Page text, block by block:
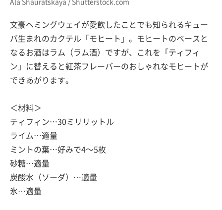
Ala Shauratskaya / Shutterstock.com
文豪ヘミングウェイが愛飲したことでも知られるキュー
バ生まれのカクテル「モヒート」。モヒートのベースと
なるお酒はラム（ラム酒）ですが、これを「ティフィ
ン」に替えると紅茶フレーバーのおしゃれなモヒートが
できあがります。
＜材料＞
ティフィン…30ミリリットル
ライム…適量
ミントの葉…好みで4〜5枚
砂糖…適量
炭酸水（ソーダ）…適量
氷…適量